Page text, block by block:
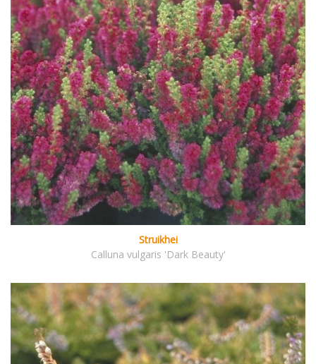
Struikhei
Calluna vulgaris 'Dark Beauty'